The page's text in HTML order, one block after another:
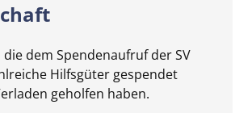
dem Spendenaufruf der SV
Hilfsgüter gespendet
geholfen haben.